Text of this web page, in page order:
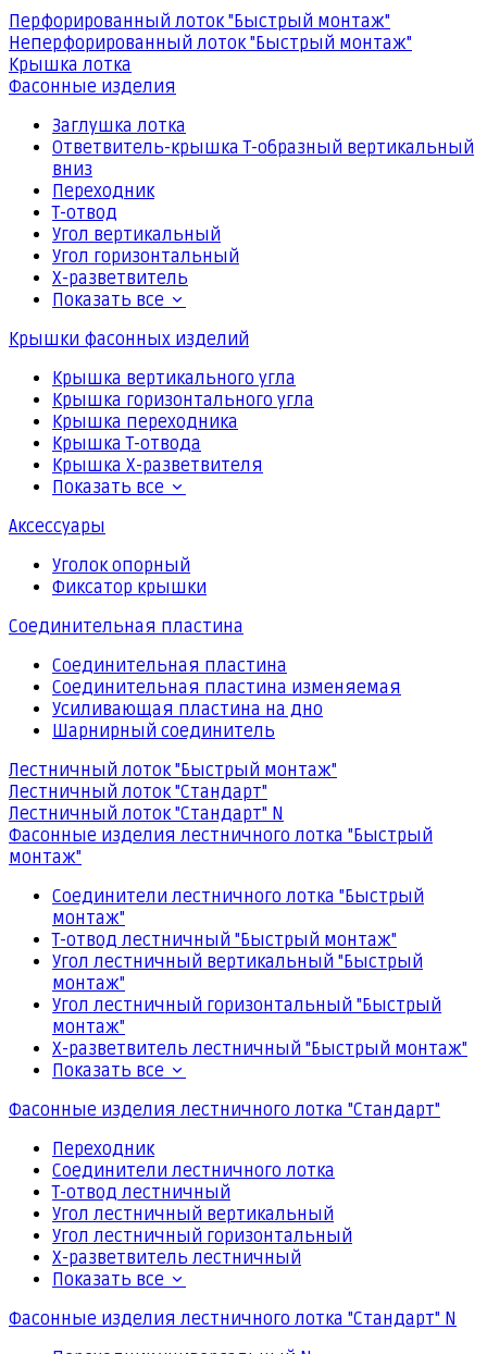
Перфорированный лоток "Быстрый монтаж"
Неперфорированный лоток "Быстрый монтаж"
Крышка лотка
Фасонные изделия
Заглушка лотка
Ответвитель-крышка Т-образный вертикальный
вниз
Переходник
Т-отвод
Угол вертикальный
Угол горизонтальный
Х-разветвитель
Показать все
Крышки фасонных изделий
Крышка вертикального угла
Крышка горизонтального угла
Крышка переходника
Крышка Т-отвода
Крышка Х-разветвителя
Показать все
Аксессуары
Уголок опорный
Фиксатор крышки
Соединительная пластина
Соединительная пластина
Соединительная пластина изменяемая
Усиливающая пластина на дно
Шарнирный соединитель
Лестничный лоток "Быстрый монтаж"
Лестничный лоток "Стандарт"
Лестничный лоток "Стандарт" N
Фасонные изделия лестничного лотка "Быстрый
монтаж"
Соединители лестничного лотка "Быстрый
монтаж"
Т-отвод лестничный "Быстрый монтаж"
Угол лестничный вертикальный "Быстрый
монтаж"
Угол лестничный горизонтальный "Быстрый
монтаж"
Х-разветвитель лестничный "Быстрый монтаж"
Показать все
Фасонные изделия лестничного лотка "Стандарт"
Переходник
Соединители лестничного лотка
Т-отвод лестничный
Угол лестничный вертикальный
Угол лестничный горизонтальный
Х-разветвитель лестничный
Показать все
Фасонные изделия лестничного лотка "Стандарт" N